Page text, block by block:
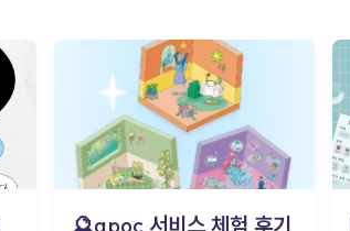
🔮apoc 서비스 체험 후기